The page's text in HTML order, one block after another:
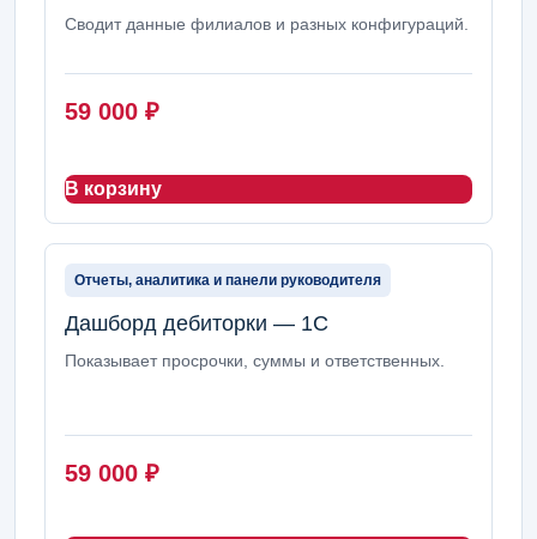
Сводит данные филиалов и разных конфигураций.
59 000 ₽
В корзину
Отчеты, аналитика и панели руководителя
Дашборд дебиторки — 1С
Показывает просрочки, суммы и ответственных.
59 000 ₽